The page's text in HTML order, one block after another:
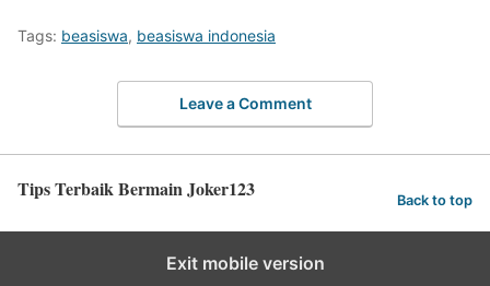
Tags: beasiswa, beasiswa indonesia
Leave a Comment
Tips Terbaik Bermain Joker123 Back to top
Exit mobile version